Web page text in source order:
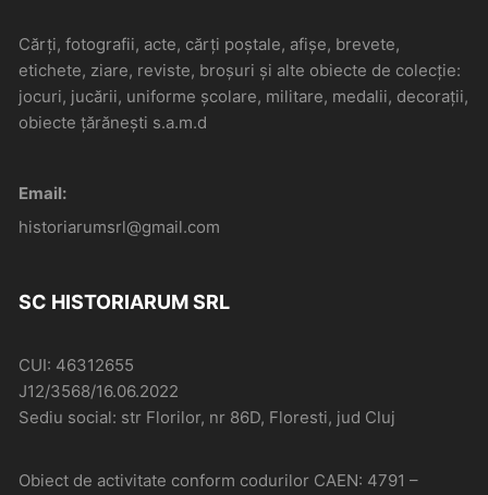
Cărți, fotografii, acte, cărți poștale, afișe, brevete,
etichete, ziare, reviste, broșuri și alte obiecte de colecție:
jocuri, jucării, uniforme școlare, militare, medalii, decorații,
obiecte țărănești s.a.m.d
Email:
historiarumsrl@gmail.com
SC HISTORIARUM SRL
CUI: 46312655
J12/3568/16.06.2022
Sediu social: str Florilor, nr 86D, Floresti, jud Cluj
Obiect de activitate conform codurilor CAEN: 4791 –